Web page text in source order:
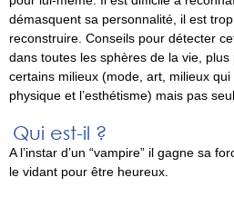
démasquent sa personnalité, il est
reconstruire. Conseils pour détecter
dans toutes les sphères de la vie,
certains milieux (mode, art, milieux
physique et l’esthétisme) mais pas
Qui est-il ?
A l’instar d’un “vampire” il gagne sa
le vidant pour être heureux.